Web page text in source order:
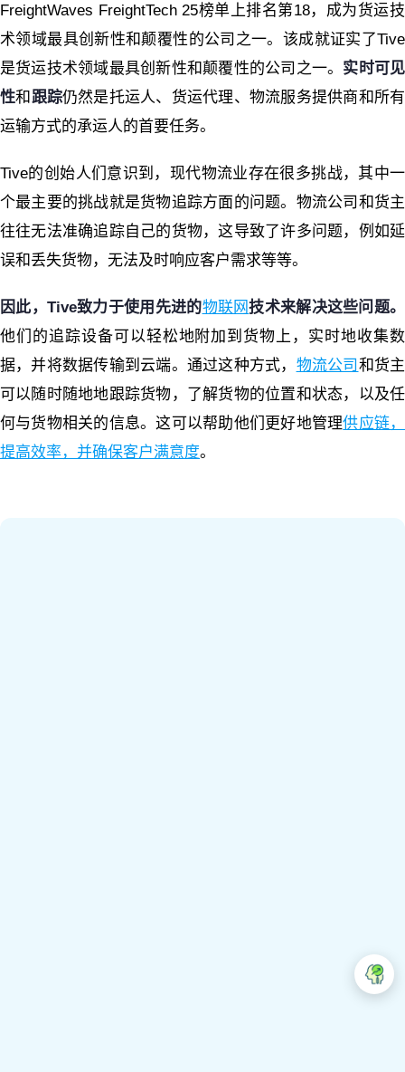
FreightWaves FreightTech 25榜单上排名第18，成为货运技
术领域最具创新性和颠覆性的公司之一。该成就证实了Tive
是货运技术领域最具创新性和颠覆性的公司之一。 实时可见
性和 跟踪仍然是托运人、货运代理、物流服务提供商和所有
运输方式的承运人的首要任务。
Tive的创始人们意识到，现代物流业存在很多挑战，其中一
个最主要的挑战就是货物追踪方面的问题。物流公司和货主
往往无法准确追踪自己的货物，这导致了许多问题，例如延
误和丢失货物，无法及时响应客户需求等等。
因此，Tive致力于使用先进的物联网技术来解决这些问题。
他们的追踪设备可以轻松地附加到货物上，实时地收集数
据，并将数据传输到云端。通过这种方式， 物流公司 和货主
可以随时随地地跟踪货物，了解货物的位置和状态，以及任
何与货物相关的信息。这可以帮助他们更好地管理供应链，
提高效率，并确保客户满意度。